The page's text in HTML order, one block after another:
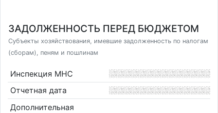
ЗАДОЛЖЕННОСТЬ ПЕРЕД БЮДЖЕТОМ
Субъекты хозяйствования, имевшие задолженность по налогам
(сборам), пеням и пошлинам
Инспекция МНС
Отчетная дата
Дополнительная